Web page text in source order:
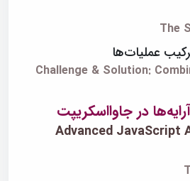
عملیات‌ها
Challenge & Solution:
در جاوااسکریپت
Advanced